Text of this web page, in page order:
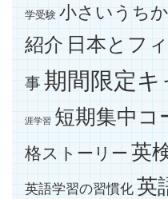
学受験 小さいうち
紹介 日本とフ
事期間限定
涯学習 短期集中コ
格ストーリー 英
英語学習の習慣化 英